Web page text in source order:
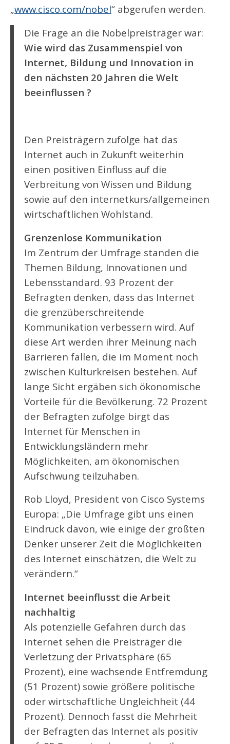
„www.cisco.com/nobel“ abgerufen werden.
Die Frage an die Nobelpreisträger war:
Wie wird das Zusammenspiel von
Internet, Bildung und Innovation in
den nächsten 20 Jahren die Welt
beeinflussen ?
Den Preisträgern zufolge hat das
Internet auch in Zukunft weiterhin
einen positiven Einfluss auf die
Verbreitung von Wissen und Bildung
sowie auf den internetkurs/allgemeinen
wirtschaftlichen Wohlstand.
Grenzenlose Kommunikation
Im Zentrum der Umfrage standen die
Themen Bildung, Innovationen und
Lebensstandard. 93 Prozent der
Befragten denken, dass das Internet
die grenzüberschreitende
Kommunikation verbessern wird. Auf
diese Art werden ihrer Meinung nach
Barrieren fallen, die im Moment noch
zwischen Kulturkreisen bestehen. Auf
lange Sicht ergäben sich ökonomische
Vorteile für die Bevölkerung. 72 Prozent
der Befragten zufolge birgt das
Internet für Menschen in
Entwicklungsländern mehr
Möglichkeiten, am ökonomischen
Aufschwung teilzuhaben.
Rob Lloyd, President von Cisco Systems
Europa: „Die Umfrage gibt uns einen
Eindruck davon, wie einige der größten
Denker unserer Zeit die Möglichkeiten
des Internet einschätzen, die Welt zu
verändern.“
Internet beeinflusst die Arbeit
nachhaltig
Als potenzielle Gefahren durch das
Internet sehen die Preisträger die
Verletzung der Privatsphäre (65
Prozent), eine wachsende Entfremdung
(51 Prozent) sowie größere politische
oder wirtschaftliche Ungleichheit (44
Prozent). Dennoch fasst die Mehrheit
der Befragten das Internet als positiv